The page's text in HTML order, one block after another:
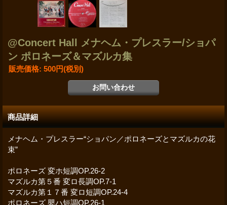
@Concert Hall メナヘム・プレスラー/ショパ
ン ポロネーズ＆マズルカ集
販売価格: 500円(税別)
商品詳細
メナヘム・プレスラー“ショパン／ポロネーズとマズルカの花
束”
ポロネーズ 変ホ短調OP.26-2
マズルカ第５番 変ロ長調OP.7-1
マズルカ第１７番 変ロ短調OP.24-4
ポロネーズ 嬰ハ短調OP.26-1